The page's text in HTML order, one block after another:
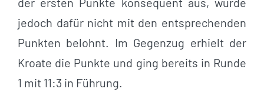
jedoch dafür nicht mit den entsprechenden
Punkten belohnt. Im Gegenzug erhielt der
Kroate die Punkte und ging bereits in Runde
1 mit 11:3 in Führung.